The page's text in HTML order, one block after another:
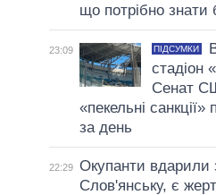
що потрібно знати
23:09 ПІДСУМКИ
стадіон
Сенат
«пекельні
за день
22:29 Окупанти
Слов'янську, є